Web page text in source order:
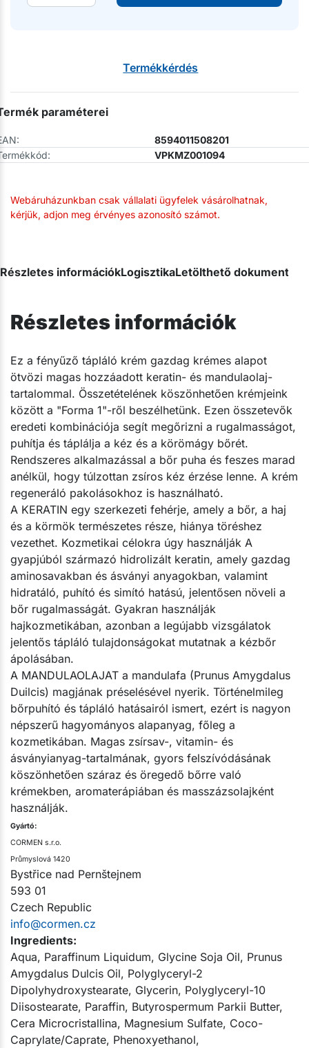
Webáruházunkban csak vállalati ügyfelek vásárolhatnak,
kérjük, adjon meg érvényes azonosító számot.
Termékkérdés
paraméterei
8594011508201
VPKMZ001094
Részletes információkLogisztikaLetölthető
Részletes információk
​Ez a fényűző tápláló krém gazdag krémes alapot
ötvözi magas hozzáadott keratin- és mandulaolaj-
tartalommal. Összetételének köszönhetően krémjeink
között a "Forma 1"-ről beszélhetünk. Ezen összetevők
eredeti kombinációja segít megőrizni a rugalmasságot,
puhítja és táplálja a kéz és a körömágy bőrét.
Rendszeres alkalmazással a bőr puha és feszes marad
anélkül, hogy túlzottan zsíros kéz érzése lenne. A krém
regeneráló pakolásokhoz is használható.
A KERATIN egy szerkezeti fehérje, amely a bőr, a haj
és a körmök természetes része, hiánya töréshez
vezethet. Kozmetikai célokra úgy használják A
gyapjúból származó hidrolizált keratin, amely gazdag
aminosavakban és ásványi anyagokban, valamint
hidratáló, puhító és simító hatású, jelentősen növeli a
bőr rugalmasságát. Gyakran használják
hajkozmetikában, azonban a legújabb vizsgálatok
jelentős tápláló tulajdonságokat mutatnak a kézbőr
ápolásában.
A MANDULAOLAJAT a mandulafa (Prunus Amygdalus
Duilcis) magjának préselésével nyerik. Történelmileg
bőrpuhító és tápláló hatásairól ismert, ezért is nagyon
népszerű hagyományos alapanyag, főleg a
kozmetikában. Magas zsírsav-, vitamin- és
ásványianyag-tartalmának, gyors felszívódásának
köszönhetően száraz és öregedő bőrre való
krémekben, aromaterápiában és masszázsolajként
használják.​
Gyártó:​
CORMEN s.r.o.
Průmyslová 1420
Bystřice nad Pernštejnem
593 01
Czech Republic
info@cormen.cz
Ingredients:
Aqua, Paraffinum Liquidum, Glycine Soja Oil, Prunus
Amygdalus Dulcis Oil, Polyglyceryl-2
Dipolyhydroxystearate, Glycerin, Polyglyceryl-10
Diisostearate, Paraffin, Butyrospermum Parkii Butter,
Cera Microcristallina, Magnesium Sulfate, Coco-
Caprylate/Caprate, Phenoxyethanol,